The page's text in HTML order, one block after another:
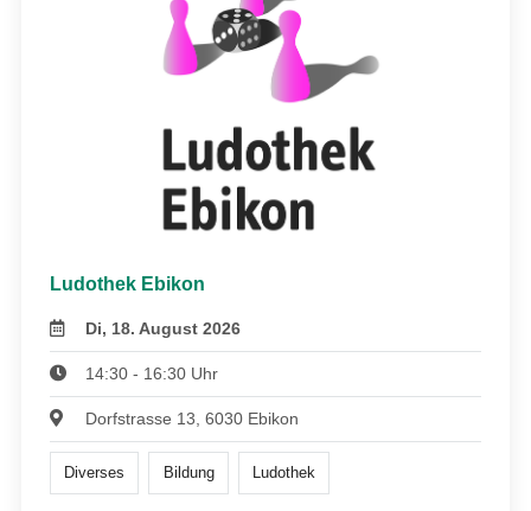
Ludothek Ebikon
Di, 18. August 2026
14:30 - 16:30 Uhr
Dorfstrasse 13, 6030 Ebikon
Diverses Bildung Ludothek